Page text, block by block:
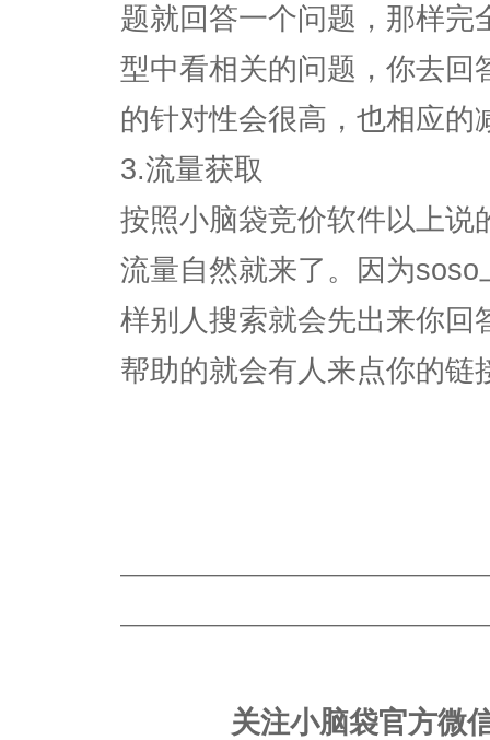
题就回答一个问题，那样完
型中看相关的问题，你去回
的针对性会很高，也相应的
3.流量获取
按照小脑袋竞价软件以上说
流量自然就来了。因为
样别人搜索就会先出来你回
帮助的就会有人来点你的链
关注小脑袋官方微